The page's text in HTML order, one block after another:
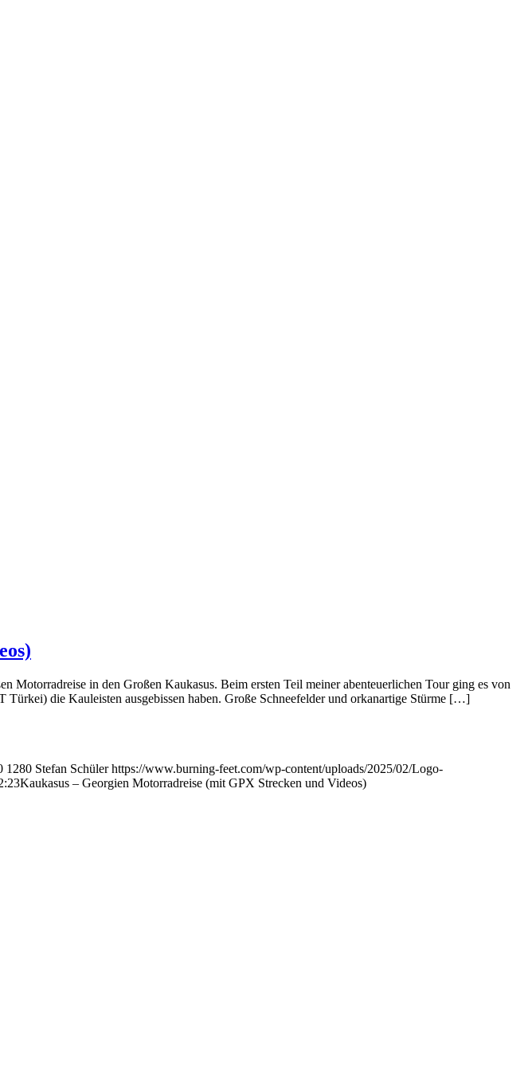
in den Großen Kaukasus. Beim ersten Teil meiner abenteuerlichen Tour ging es von
die Kauleisten ausgebissen haben. Große Schneefelder und orkanartige Stürme […]
1280 Stefan Schüler https://www.burning-feet.com/wp-content/uploads/2025/02/Logo-
Kaukasus – Georgien Motorradreise (mit GPX Strecken und Videos)